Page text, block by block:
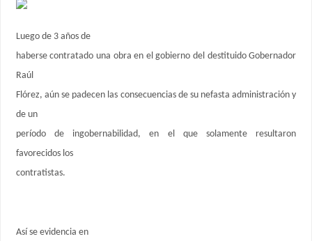
Luego de 3 años de
haberse contratado una obra en el gobierno del destituido Gobernador
Raúl
Flórez, aún se padecen las consecuencias de su nefasta administración y
de un
período de ingobernabilidad, en el que solamente resultaron
favorecidos los
contratistas.
Así se evidencia en